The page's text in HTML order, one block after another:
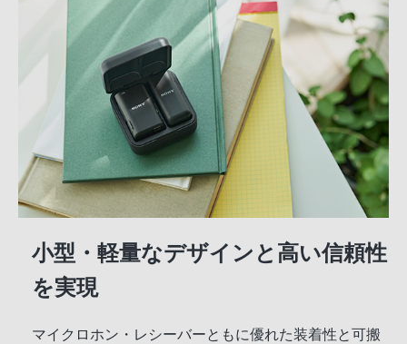
小型・軽量なデザインと高い信頼性
を実現
マイクロホン・レシーバーともに優れた装着性と可搬